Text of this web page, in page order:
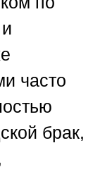
часто
брак,